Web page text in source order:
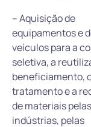
– Aquisição de
equipamentos e
veículos para a
seletiva, a
beneficiamento,
tratamento e a
de materiais pelas
indústrias, pelas